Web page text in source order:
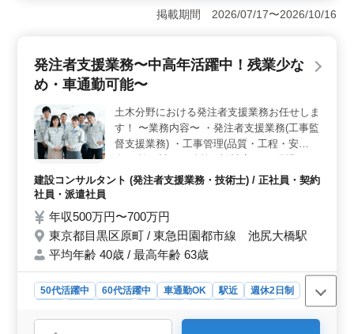
持ちの方を積極的に募集しています。道路や橋梁、河
川、ダムなど幅広いプロジェクトに携わることができま
見つけられる職場です。50代や60代の経験豊富な方々
が、当社での経験を活かし、新たなキャリアを築いてい
活躍できる環境を整えています。 ＜働きやすさ◎
＞ 当社では、新規入札案件も多数あります。また、社
宅や寮の完備、週休2日制、車通勤可能など、働きやすい
環境が整っています。給与や福利厚生も充実しており、
安心して長く働ける環境が整っています。お気軽にご相
談ください。
掲載期間 2026/07/17〜2026/10/16
発注者支援業務〜中高年活躍中！残業少な
め・車通勤可能〜
土木分野における発注者支援業務お任せしま
す！ 〜業務内容〜 ・発注者支援業務(工事監
督支援業務) ・工事管理(品質・工程・安
全)、施工計画、積算、設計変更 ・現場での
打ち合わせ、CAD操作あり ・資料作成業務
全域案件ございます！ 1級土木施工管理技士
有資格者優遇致します！ 50代以上で土木施
工管理業務経験者の方お気軽にお問い合わせ
下さい！
建設コンサルタント (発注者支援業務・技術士) / 正社員・契約
社員・派遣社員
年収500万円〜700万円
東京都目黒区原町 / 東急田園都市線 池尻大橋駅
平均年齢 40歳 / 最高年齢 63歳
50代活躍中 60代活躍中 車通勤OK 駅近
週休2日制